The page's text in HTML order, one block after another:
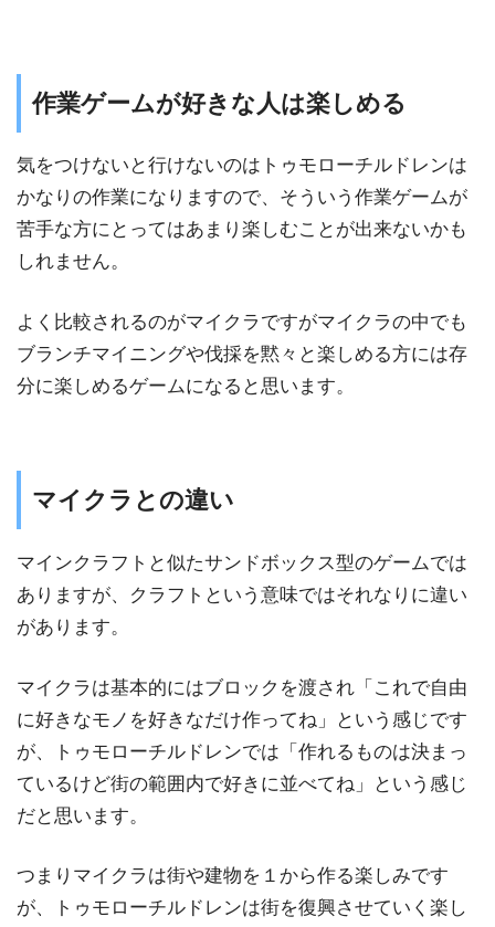
作業ゲームが好きな人は楽しめる
気をつけないと行けないのはトゥモローチルドレンは
かなりの作業になりますので、そういう作業ゲームが
苦手な方にとってはあまり楽しむことが出来ないかも
しれません。
よく比較されるのがマイクラですがマイクラの中でも
ブランチマイニングや伐採を黙々と楽しめる方には存
分に楽しめるゲームになると思います。
マイクラとの違い
マインクラフトと似たサンドボックス型のゲームでは
ありますが、クラフトという意味ではそれなりに違い
があります。
マイクラは基本的にはブロックを渡され「これで自由
に好きなモノを好きなだけ作ってね」という感じです
が、トゥモローチルドレンでは「作れるものは決まっ
ているけど街の範囲内で好きに並べてね」という感じ
だと思います。
つまりマイクラは街や建物を１から作る楽しみです
が、トゥモローチルドレンは街を復興させていく楽し